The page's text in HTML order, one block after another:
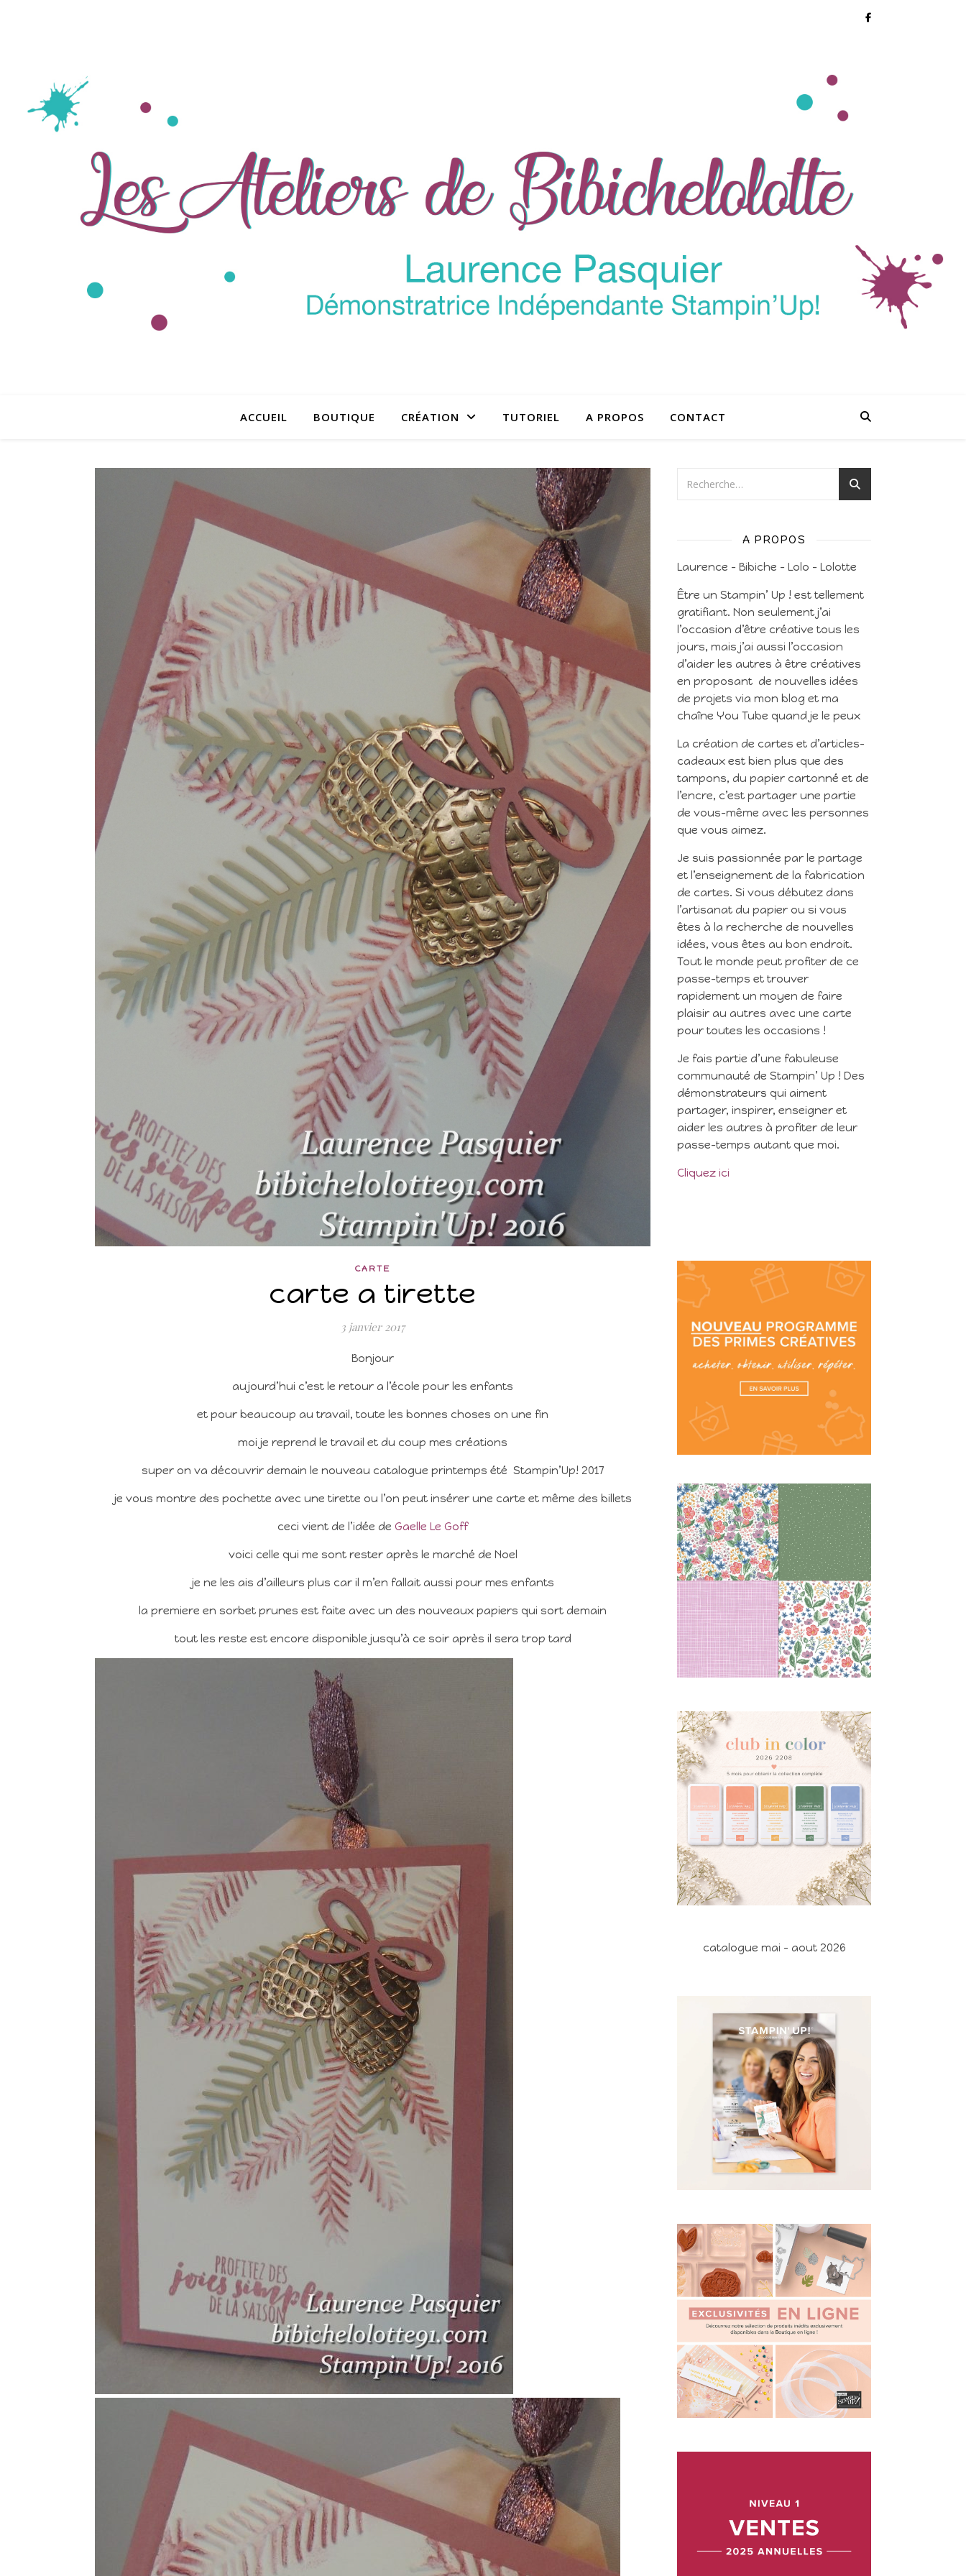
ACCUEIL BOUTIQUE CRÉATION TUTORIEL A PROPOS CONTACT
CARTE
carte a tirette
3 janvier 2017
Bonjour
aujourd’hui c’est le retour a l’école pour les enfants
et pour beaucoup au travail, toute les bonnes choses on une fin
moi je reprend le travail et du coup mes créations
super on va découvrir demain le nouveau catalogue printemps été Stampin’Up! 2017
je vous montre des pochette avec une tirette ou l’on peut insérer une carte et même des billets
ceci vient de l’idée de Gaelle Le Goff
voici celle qui me sont rester après le marché de Noel
je ne les ais d’ailleurs plus car il m’en fallait aussi pour mes enfants
la premiere en sorbet prunes est faite avec un des nouveaux papiers qui sort demain
tout les reste est encore disponible jusqu’à ce soir après il sera trop tard
A PROPOS
Laurence – Bibiche – Lolo – Lolotte
Être un Stampin’ Up ! est tellement
gratifiant. Non seulement j’ai
l’occasion d’être créative tous les
jours, mais j’ai aussi l’occasion
d’aider les autres à être créatives
en proposant de nouvelles idées
de projets via mon blog et ma
chaîne You Tube quand je le peux
La création de cartes et d’articles-
cadeaux est bien plus que des
tampons, du papier cartonné et de
l’encre, c’est partager une partie
de vous-même avec les personnes
que vous aimez.
Je suis passionnée par le partage
et l’enseignement de la fabrication
de cartes. Si vous débutez dans
l’artisanat du papier ou si vous
êtes à la recherche de nouvelles
idées, vous êtes au bon endroit.
Tout le monde peut profiter de ce
passe-temps et trouver
rapidement un moyen de faire
plaisir au autres avec une carte
pour toutes les occasions !
Je fais partie d’une fabuleuse
communauté de Stampin’ Up ! Des
démonstrateurs qui aiment
partager, inspirer, enseigner et
aider les autres à profiter de leur
passe-temps autant que moi.
Cliquez ici
catalogue mai - aout 2026